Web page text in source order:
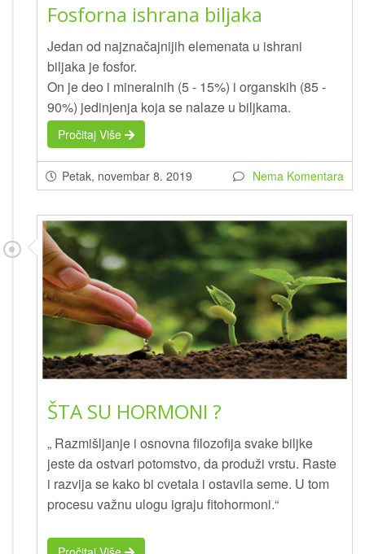
Fosforna ishrana biljaka
Jedan od najznačajnijih elemenata u ishrani
biljaka je fosfor.
On je deo i mineralnih (5 - 15%) i organskih (85 -
90%) jedinjenja koja se nalaze u biljkama.
Pročitaj Više
Petak, novembar 8. 2019 Nema Komentara
ŠTA SU HORMONI ?
„ Razmišljanje i osnovna filozofija svake biljke
jeste da ostvari potomstvo, da produži vrstu. Raste
i razvija se kako bi cvetala i ostavila seme. U tom
procesu važnu ulogu igraju fitohormoni.“